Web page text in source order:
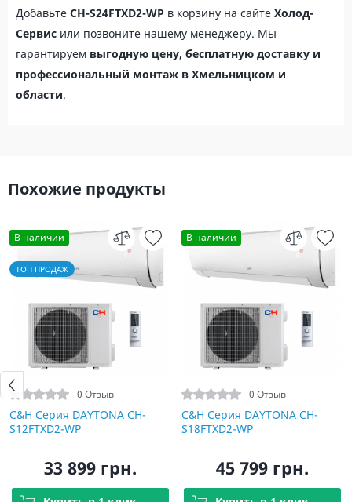
Добавьте CH-S24FTXD2-WP в корзину на сайте Холод-
Сервис или позвоните нашему менеджеру. Мы
гарантируем выгодную цену, бесплатную доставку и
профессиональный монтаж в Хмельницком и
области.
Похожие продукты
В наличии
ТОП ПРОДАЖ
0 Отзыв
C&H Серия DAYTONA CH-
S12FTXD2-WP
33 899 грн.
В наличии
0 Отзыв
C&H Серия DAYTONA CH-
S18FTXD2-WP
45 799 грн.